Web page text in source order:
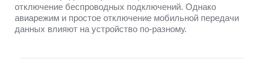
отключение беспроводных подключений. Однако
авиарежим и простое отключение мобильной передачи
данных влияют на устройство по-разному.